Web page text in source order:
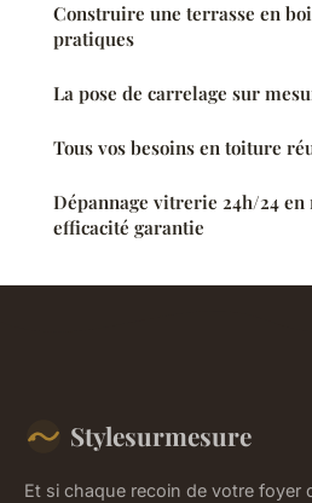
Construire une terrasse en
pratiques
La pose de carrelage sur
Tous vos besoins en toiture
Dépannage vitrerie 24h/24
efficacité garantie
Stylesurmesure
Et si chaque recoin de votre foyer